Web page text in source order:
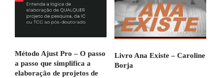
Método Ajust Pro – O passo
a passo que simplifica a
elaboração de projetos de
Livro Ana Existe – Caroline
Borja